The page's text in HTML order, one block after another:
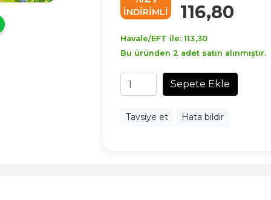
INDIRIMLI 116,80
Havale/EFT ile: 113,30
Bu üründen 2 adet satın alınmıştır.
Sepete Ekle
Tavsiye et Hata bildir